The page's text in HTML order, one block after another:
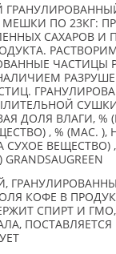
МЕШКИ ПО 23КГ:
САХАРОВ
ЧАСТИЦЫ
ДОЛЯ ВЛАГИ, %
, % (МАС. ),
ВЕЩЕСТВО)
КОФЕ В
СПИРТ И
ПОСТАВЛЯЕТСЯ